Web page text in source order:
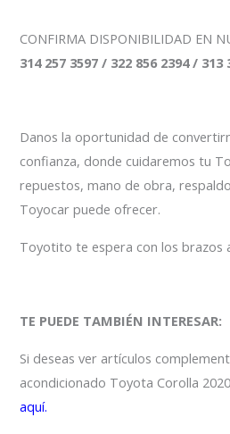
CONFIRMA DISPONIBILIDAD EN
314 257 3597 / 322 856 2394 / 313
Danos la oportunidad de
confianza, donde cuidaremos tu
repuestos, mano de obra,
Toyocar puede ofrecer.
Toyotito te espera con los brazos
TE PUEDE TAMBIÉN INTERESAR:
Si deseas ver artículos
acondicionado Toyota Corolla
aquí.